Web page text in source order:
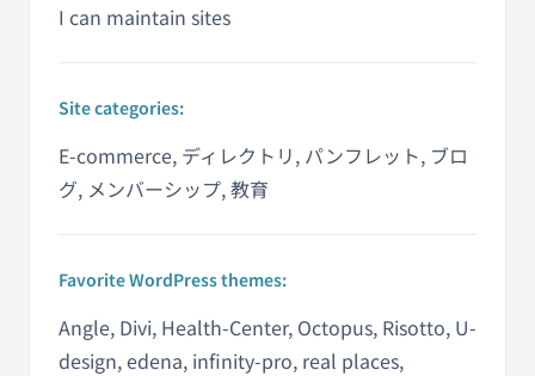
I can maintain sites
Site categories:
E-commerce, ディレクトリ, パンフレット, ブロ
グ, メンバーシップ, 教育
Favorite WordPress themes:
Angle, Divi, Health-Center, Octopus, Risotto, U-
design, edena, infinity-pro, real places,